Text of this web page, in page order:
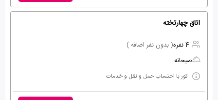
اتاق چهارتخته
4 نفره
( بدون نفر اضافه )
صبحانه
تور با احتساب حمل و نقل و خدمات